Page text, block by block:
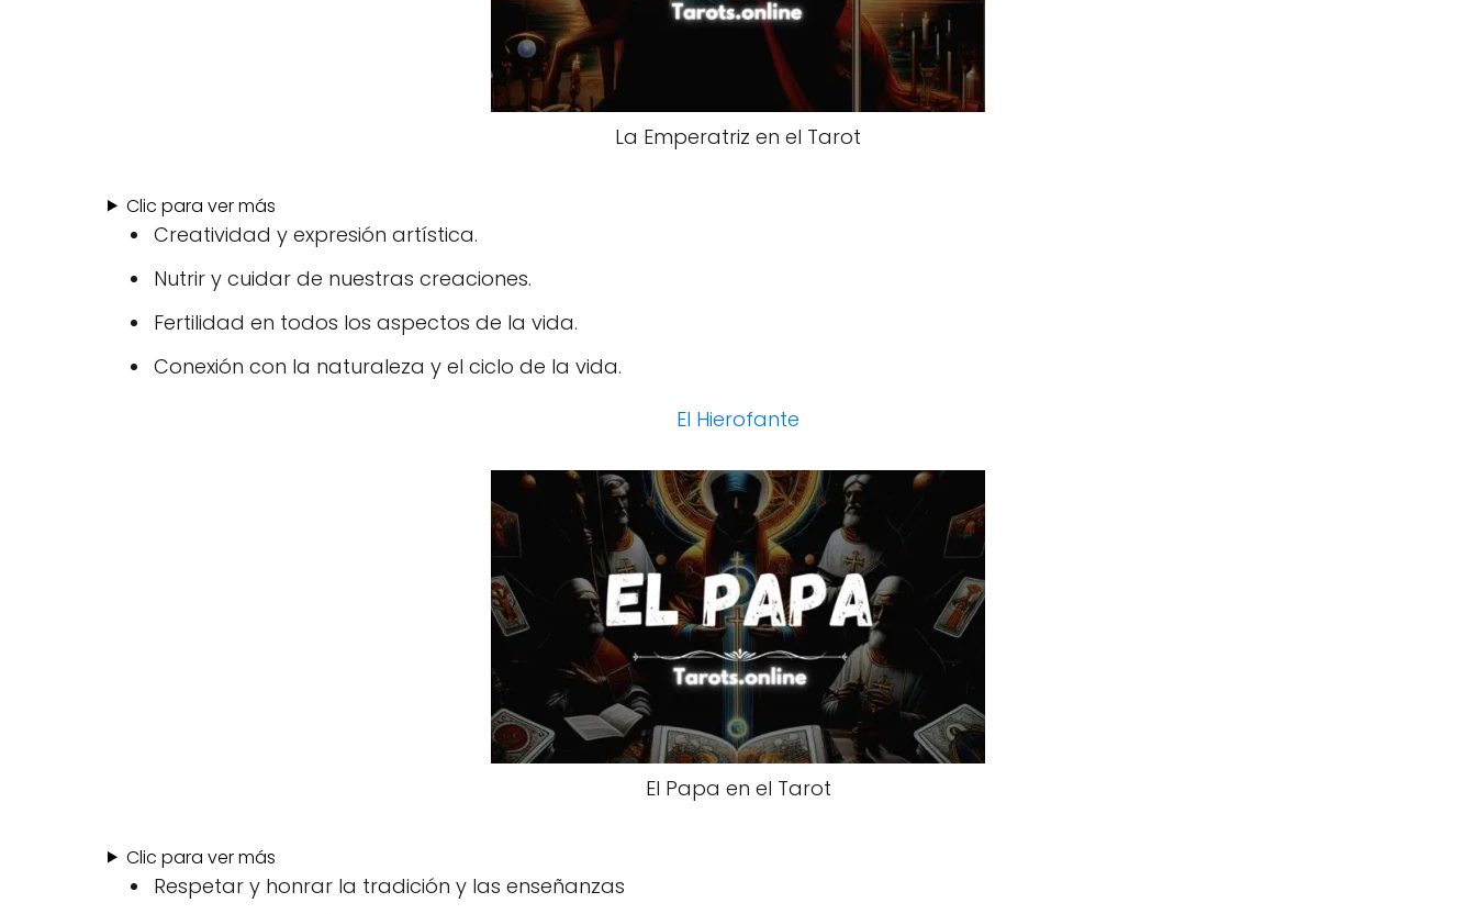
La Emperatriz en el Tarot
Clic para ver más
Creatividad y expresión artística.
Nutrir y cuidar de nuestras creaciones.
Fertilidad en todos los aspectos de la vida.
Conexión con la naturaleza y el ciclo de la vida.
El Hierofante
El Papa en el Tarot
Clic para ver más
Respetar y honrar la tradición y las enseñanzas